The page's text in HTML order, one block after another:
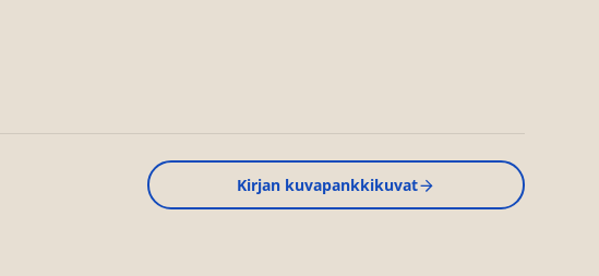
Kirjan kuvapankkikuvat